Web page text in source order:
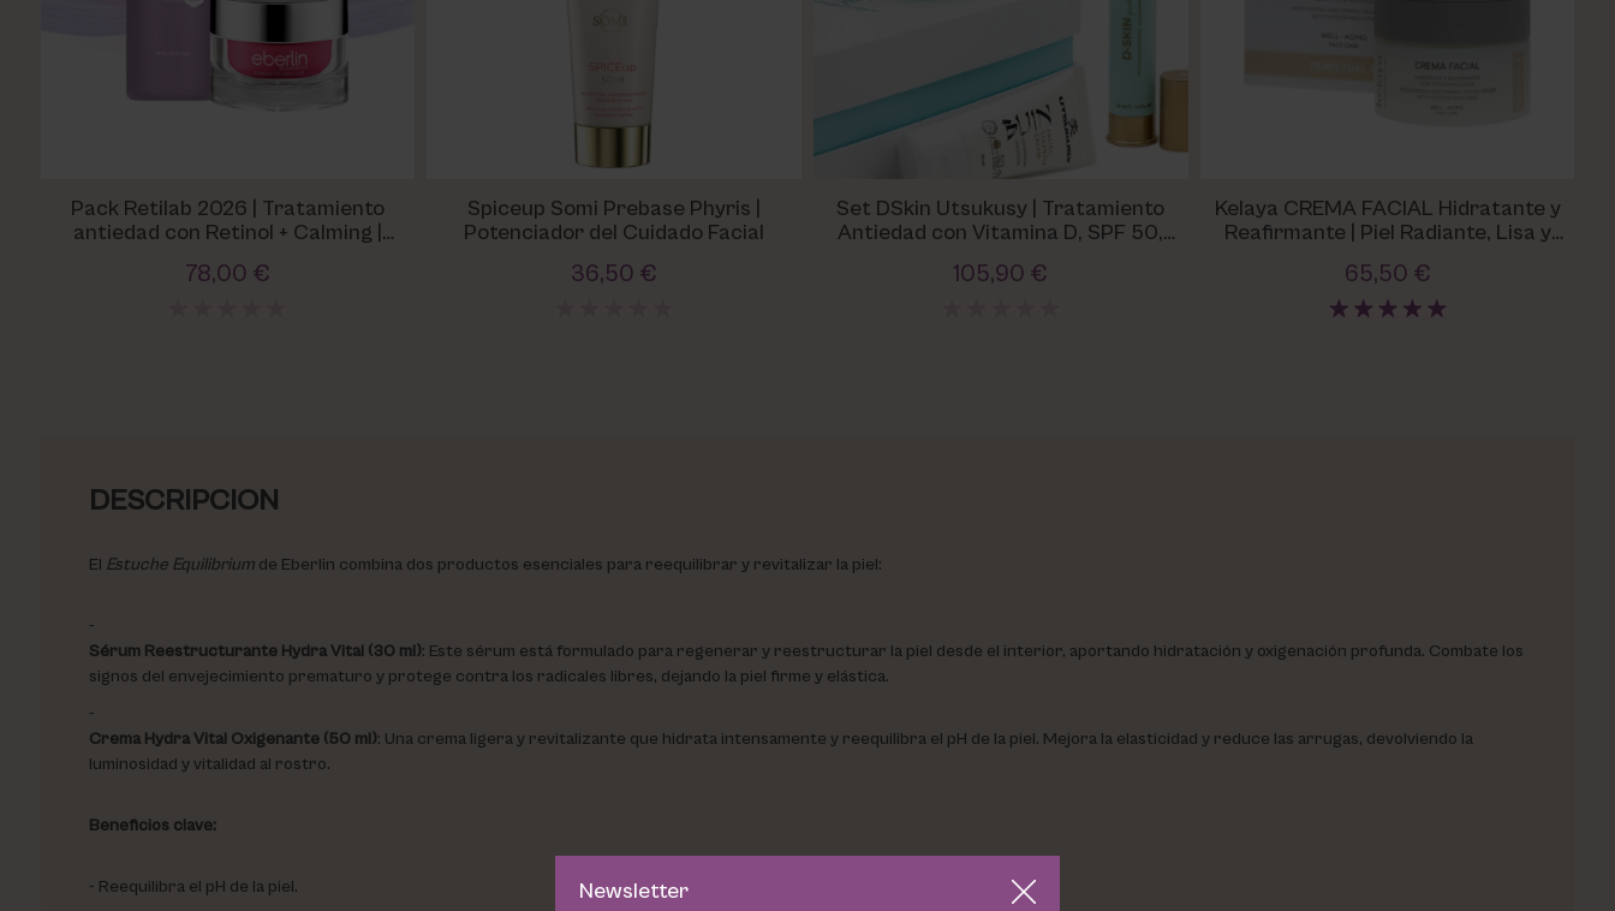
Pack Retilab 2026 | Tratamiento
antiedad con Retinol + Calming |
78,00 €
Spiceup Somi Prebase Phyris |
Potenciador del Cuidado Facial
36,50 €
Set DSkin Utsukusy | Tratamiento
Antiedad con Vitamina D, SPF 50,
105,90 €
Kelaya CREMA FACIAL Hidratante y
Reafirmante | Piel Radiante, Lisa y
65,50 €
DESCRIPCION
El Estuche Equilibriumde Eberlin combina dos productos esenciales para reequilibrar y revitalizar la piel:
Sérum Reestructurante Hydra Vital (30 ml): Este sérum está formulado para regenerar y reestructurar la piel desde el interior, aportando hidratación y oxigenación profunda. Combate los
signos del envejecimiento prematuro y protege contra los radicales libres, dejando la piel firme y elástica.
Crema Hydra Vital Oxigenante (50 ml): Una crema ligera y revitalizante que hidrata intensamente y reequilibra el pH de la piel. Mejora la elasticidad y reduce las arrugas, devolviendo la
luminosidad y vitalidad al rostro.
Beneficios clave:
Reequilibra el pH de la piel.
Newsletter